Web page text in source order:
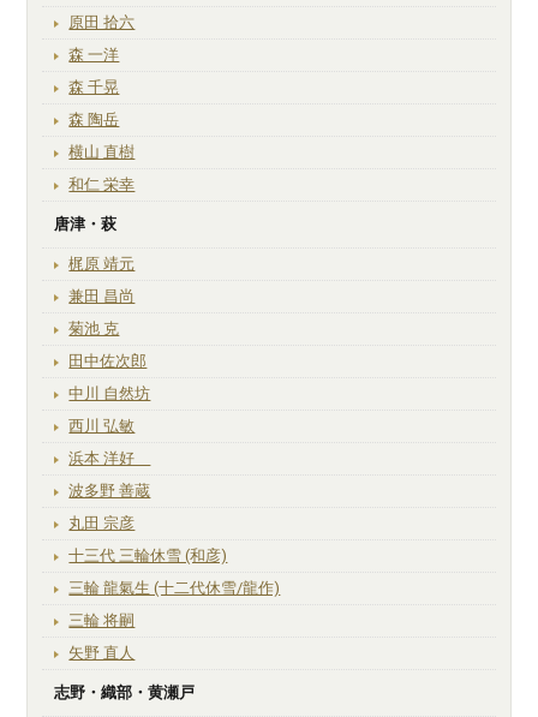
原田 拾六
森 一洋
森 千晃
森 陶岳
横山 直樹
和仁 栄幸
唐津・萩
梶原 靖元
兼田 昌尚
菊池 克
田中佐次郎
中川 自然坊
西川 弘敏
浜本 洋好
波多野 善蔵
丸田 宗彦
十三代 三輪休雪 (和彦)
三輪 龍氣生 (十二代休雪/龍作)
三輪 将嗣
矢野 直人
志野・織部・黄瀬戸